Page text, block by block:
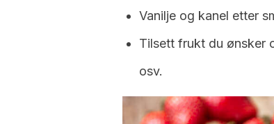
Vanilje og kanel etter
Tilsett frukt du ønsker
osv.